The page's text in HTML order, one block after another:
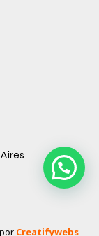
Creatifywebs